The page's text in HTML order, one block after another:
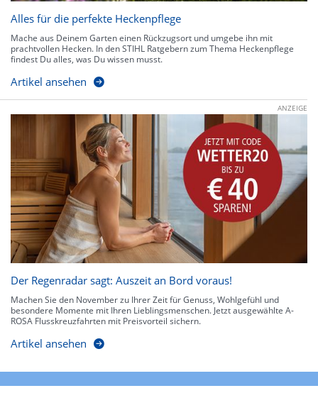
Alles für die perfekte Heckenpflege
Mache aus Deinem Garten einen Rückzugsort und umgebe ihn mit
prachtvollen Hecken. In den STIHL Ratgebern zum Thema Heckenpflege
findest Du alles, was Du wissen musst.
Artikel ansehen
ANZEIGE
Der Regenradar sagt: Auszeit an Bord voraus!
Machen Sie den November zu Ihrer Zeit für Genuss, Wohlgefühl und
besondere Momente mit Ihren Lieblingsmenschen. Jetzt ausgewählte A-
ROSA Flusskreuzfahrten mit Preisvorteil sichern.
Artikel ansehen